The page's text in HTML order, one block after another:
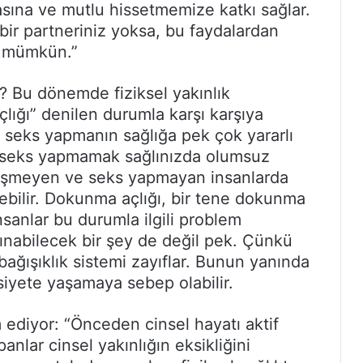
ve mutlu hissetmemize katkı sağlar.
partneriniz yoksa, bu faydalardan
Bu dönemde fiziksel yakınlık
denilen durumla karşı karşıya
yapmanın sağlığa pek çok yararlı
yapmamak sağlınızda olumsuz
ve seks yapmayan insanlarda
Dokunma açlığı, bir tene dokunma
bu durumla ilgili problem
bir şey de değil pek. Çünkü
sistemi zayıflar. Bunun yanında
yaşamaya sebep olabilir.
ediyor: “Önceden cinsel hayatı aktif
cinsel yakınlığın eksikliğini